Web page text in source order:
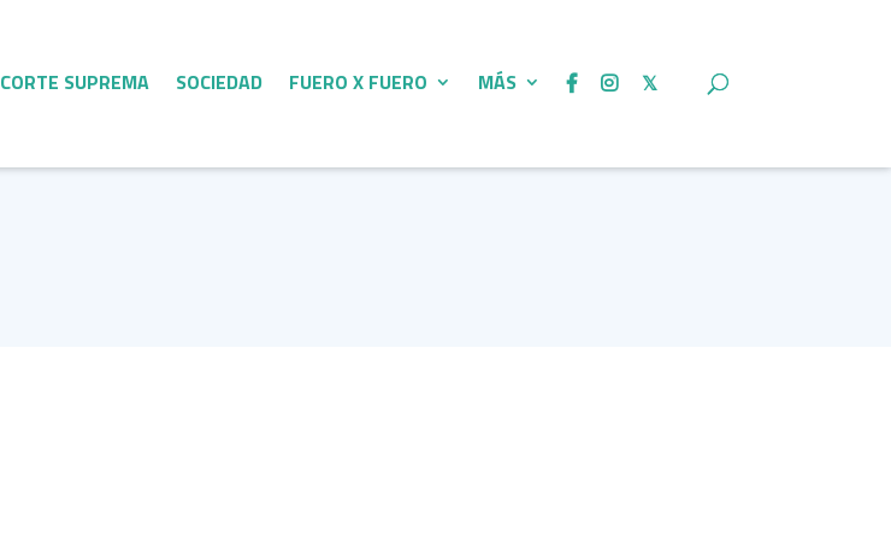
CORTE SUPREMA SOCIEDAD FUERO X FUERO MÁS